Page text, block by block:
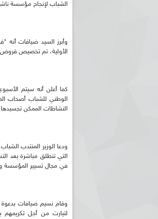
الشباب لإنجاح مؤسسة
وأبرز السيد ضيافات أنه
الأولية، تم تخصيص قروض الاستغلال بقيمة 1 مليون
كما أعلن أنه سيتم
الوطني للشباب أصحاب
النشاطات الممكن
ودعا الوزير المنتدب
التي تنطلق مباشرة بعد
في مجال تسيير المؤسسة
وقام نسيم ضيافات بدعوة
لتيارت من أجل تكريمهم